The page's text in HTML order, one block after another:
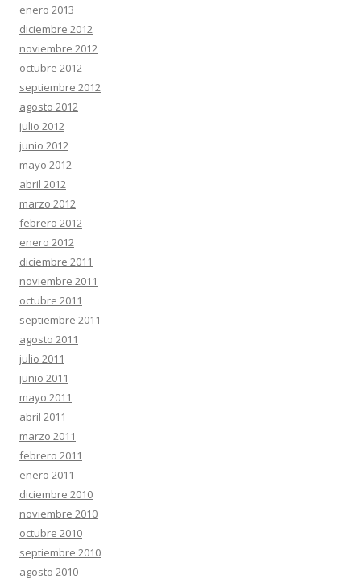
enero 2013
diciembre 2012
noviembre 2012
octubre 2012
septiembre 2012
agosto 2012
julio 2012
junio 2012
mayo 2012
abril 2012
marzo 2012
febrero 2012
enero 2012
diciembre 2011
noviembre 2011
octubre 2011
septiembre 2011
agosto 2011
julio 2011
junio 2011
mayo 2011
abril 2011
marzo 2011
febrero 2011
enero 2011
diciembre 2010
noviembre 2010
octubre 2010
septiembre 2010
agosto 2010